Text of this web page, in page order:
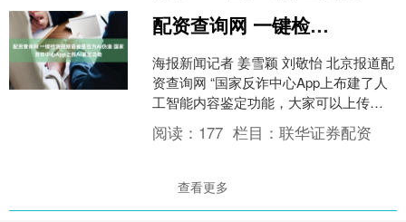
配资查询网 一键检测视频语音是否为AI伪造 国家反诈中心App上线AI鉴定功能
海报新闻记者 姜雪颖 刘敬怡 北京报道配
资查询网 “国家反诈中心App上布建了人
工智能内容鉴定功能，大家可以上传可
疑视频、语音、图片，一键检测是否存
在人工智能生....
阅读： 177 栏目：联华证券配资
查看更多